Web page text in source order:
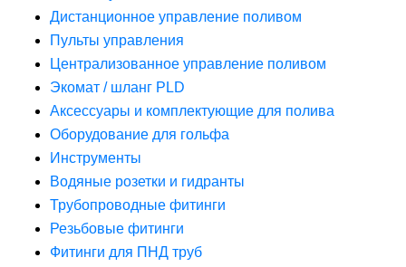
Дистанционное управление поливом
Пульты управления
Централизованное управление поливом
Экомат / шланг PLD
Аксессуары и комплектующие для полива
Оборудование для гольфа
Инструменты
Водяные розетки и гидранты
Трубопроводные фитинги
Резьбовые фитинги
Фитинги для ПНД труб